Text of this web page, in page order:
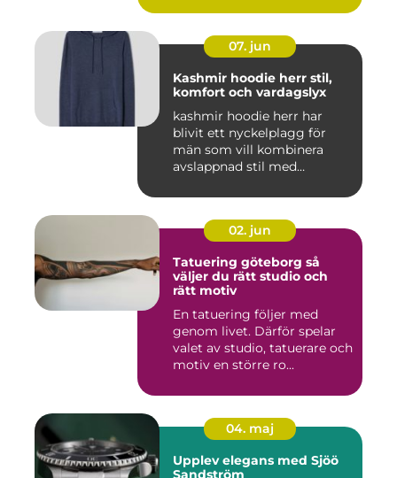
07. jun
Kashmir hoodie herr stil,
komfort och vardagslyx
kashmir hoodie herr har
blivit ett nyckelplagg för
män som vill kombinera
avslappnad stil med
02. jun
Tatuering göteborg så
väljer du rätt studio och
rätt motiv
En tatuering följer med
genom livet. Därför spelar
valet av studio, tatuerare och
motiv en större ro...
04. maj
Upplev elegans med Sjöö
Sandström